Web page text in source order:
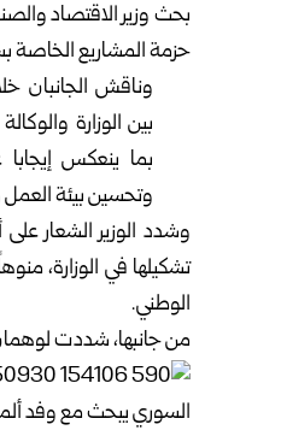
بحثوزير الاقتصاد
حزمة المشاريع الخاصة
وناقش الجانبان
بين الوزارة
بما ينعكس
وتحسين بيئة العمل
وشدد الوزيرالشعارعلى
تشكيلها في الوزارة،
الوطني.
من جانبها، شددت